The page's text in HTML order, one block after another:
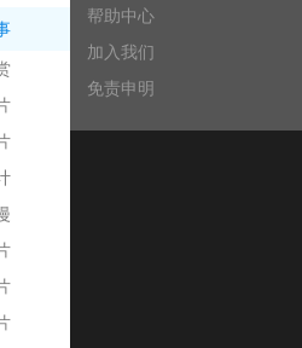
帮助中心
加入我们
免责申明